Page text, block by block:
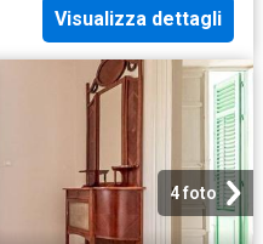
Visualizza dettagli
4 foto